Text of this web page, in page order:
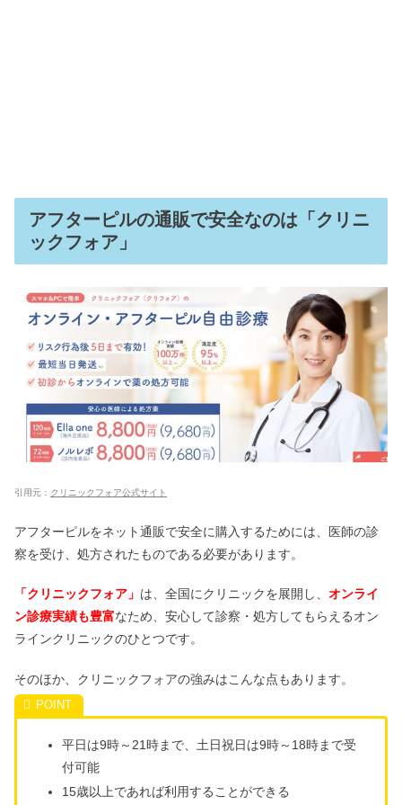
アフターピルの通販で安全なのは「クリニ
ックフォア」
引用元： クリニックフォア公式サイト
アフターピルをネット通販で安全に購入するためには、医師の診
察を受け、処方されたものである必要があります。
「クリニックフォア」 は、全国にクリニックを展開し、 オンライ
ン診療実績も豊富なため、安心して診察・処方してもらえるオン
ラインクリニックのひとつです。
そのほか、クリニックフォアの強みはこんな点もあります。
平日は9時～21時まで、土日祝日は9時～18時まで受
付可能
15歳以上であれば利用することができる